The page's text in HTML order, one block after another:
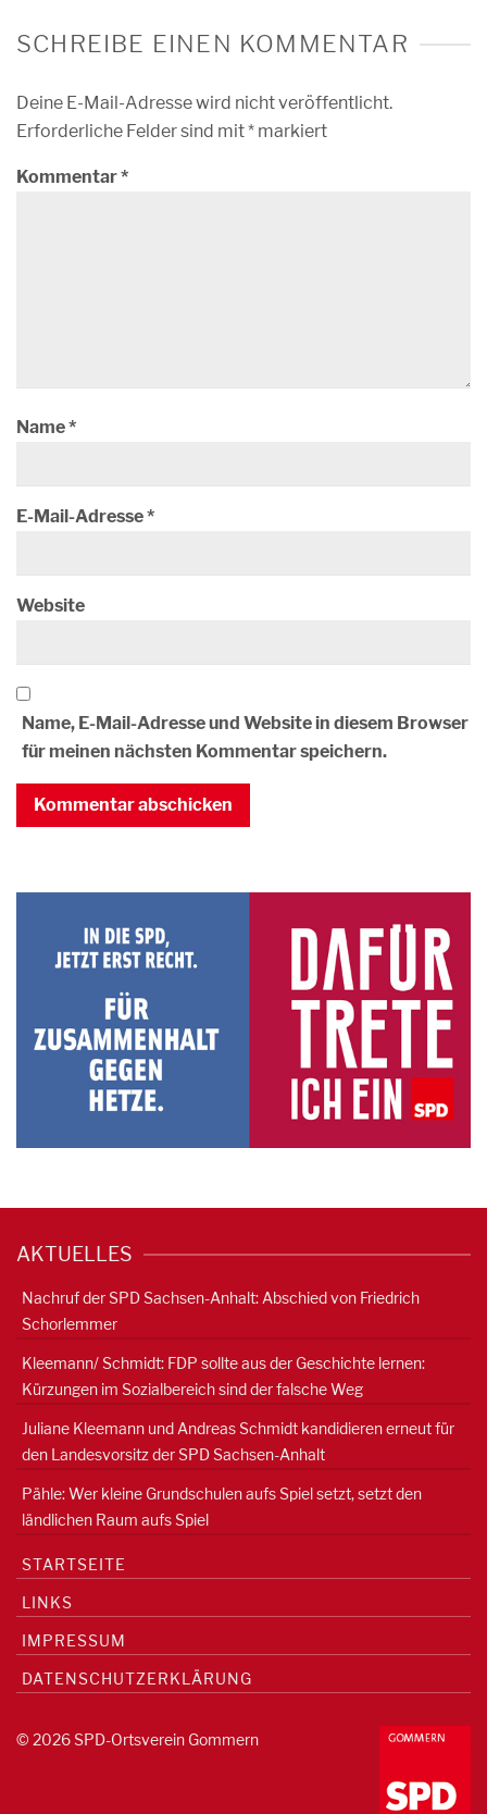
SCHREIBE EINEN KOMMENTAR
Deine E-Mail-Adresse wird nicht veröffentlicht.
Erforderliche Felder sind mit* markiert
Kommentar*
Name*
E-Mail-Adresse*
Website
Name, E-Mail-Adresse und Website in diesem Browser
für meinen nächsten Kommentar speichern.
AKTUELLES
Nachruf der SPD Sachsen-Anhalt: Abschied von Friedrich
Schorlemmer
Kleemann/ Schmidt: FDP sollte aus der Geschichte lernen:
Kürzungen im Sozialbereich sind der falsche Weg
Juliane Kleemann und Andreas Schmidt kandidieren erneut für
den Landesvorsitz der SPD Sachsen-Anhalt
Pähle: Wer kleine Grundschulen aufs Spiel setzt, setzt den
ländlichen Raum aufs Spiel
STARTSEITE
LINKS
IMPRESSUM
DATENSCHUTZERKLÄRUNG
© 2026 SPD-Ortsverein Gommern